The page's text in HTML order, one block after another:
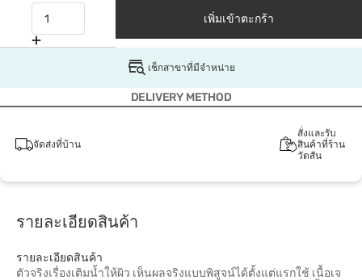
เพิ่มเข้าตะกร้า
เช็กสาขาที่มีจำหน่าย
DELIVERY METHOD
จัดส่งที่บ้าน
สั่งและรับ
สินค้าที่ร้าน
วัตสัน
รายละเอียดสินค้า
รายละเอียดสินค้า
ตัวจริงเรื่องเติมน้ำให้ผิว เห็นผลจริงแบบพิสูจน์ได้ตั้งแต่แรกใช้ เนื้อเจ